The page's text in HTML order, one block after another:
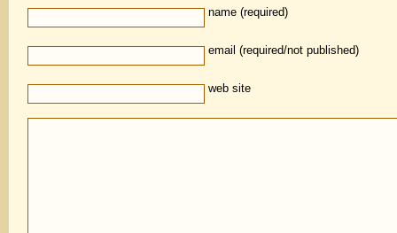
name (required)
email (required/not published)
web site